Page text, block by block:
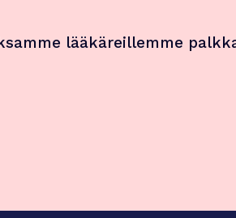
lääkäreillemme